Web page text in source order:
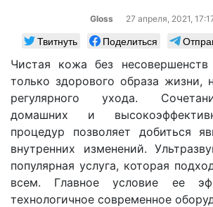
Gloss 27 апреля, 2021,
Твитнуть Поделиться
Чистая кожа без несовершенств
только здорового образа жизни,
регулярного ухода.
домашних и
процедур позволяет добиться
внутренних изменений.
популярная услуга, которая
всем. Главное условие ее
технологичное современное